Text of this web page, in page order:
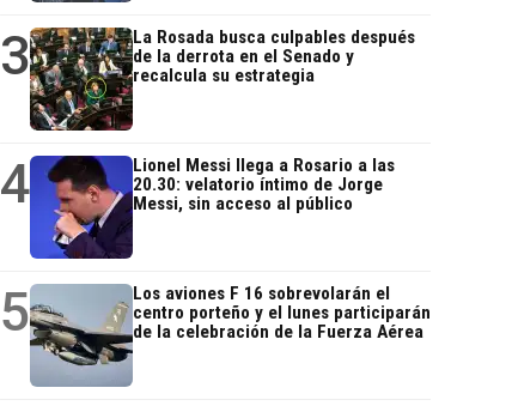
3
La Rosada busca culpables después
de la derrota en el Senado y
recalcula su estrategia
4
Lionel Messi llega a Rosario a las
20.30: velatorio íntimo de Jorge
Messi, sin acceso al público
5
Los aviones F 16 sobrevolarán el
centro porteño y el lunes participarán
de la celebración de la Fuerza Aérea